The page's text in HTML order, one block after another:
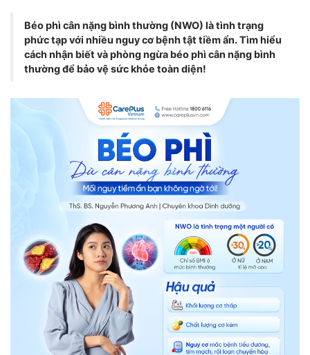
Béo phì cân nặng bình thường (NWO) là tình trạng
phức tạp với nhiều nguy cơ bệnh tật tiềm ẩn. Tìm hiểu
cách nhận biết và phòng ngừa béo phì cân nặng bình
thường để bảo vệ sức khỏe toàn diện!